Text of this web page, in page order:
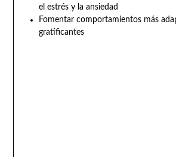
el estrés y la ansiedad
Fomentar comportamientos más
gratificantes